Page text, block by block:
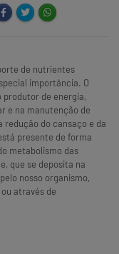
de nutrientes
importância. O
de energia,
e na manutenção de
redução do cansaço e da
presente de forma
metabolismo das
que se deposita na
nosso organismo,
através de